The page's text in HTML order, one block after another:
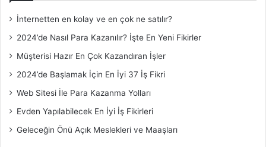
İnternetten en kolay ve en çok ne satılır?
2024’de Nasıl Para Kazanılır? İşte En Yeni Fikirler
Müşterisi Hazır En Çok Kazandıran İşler
2024’de Başlamak İçin En İyi 37 İş Fikri
Web Sitesi İle Para Kazanma Yolları
Evden Yapılabilecek En İyi İş Fikirleri
Geleceğin Önü Açık Meslekleri ve Maaşları